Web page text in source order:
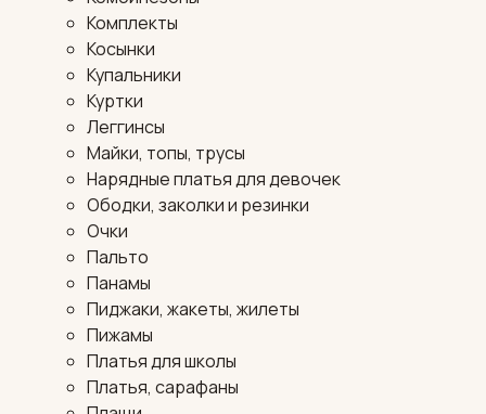
Комплекты
Косынки
Купальники
Куртки
Леггинсы
Майки, топы, трусы
Нарядные платья для девочек
Ободки, заколки и резинки
Очки
Пальто
Панамы
Пиджаки, жакеты, жилеты
Пижамы
Платья для школы
Платья, сарафаны